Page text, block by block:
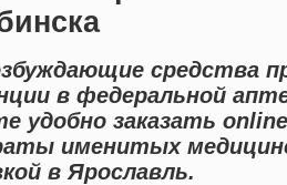
средства
в федеральной
удобно заказать
именитых
в Ярославль.